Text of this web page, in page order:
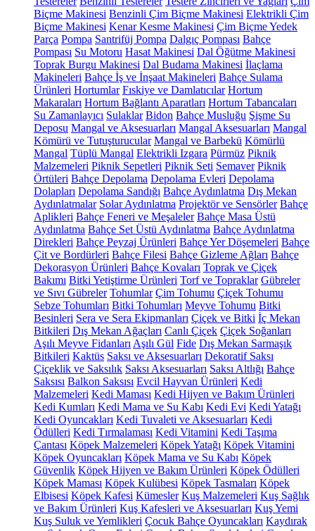
Biçme Makinesi Benzinli Çim Biçme Makinesi Elektrikli Çim
Biçme Makinesi Kenar Kesme Makinesi Çim Biçme Yedek
Parça Pompa Santrifüj Pompa Dalgıç Pompası Bahçe
Pompası Su Motoru Hasat Makinesi Dal Öğütme Makinesi
Toprak Burgu Makinesi Dal Budama Makinesi İlaçlama
Makineleri Bahçe İş ve İnşaat Makineleri Bahçe Sulama
Ürünleri Hortumlar Fıskiye ve Damlatıcılar Hortum
Makaraları Hortum Bağlantı Aparatları Hortum Tabancaları
Su Zamanlayıcı Sulaklar Bidon Bahçe Musluğu Şişme Su
Deposu Mangal ve Aksesuarları Mangal Aksesuarları Mangal
Kömürü ve Tutuşturucular Mangal ve Barbekü Kömürlü
Mangal Tüplü Mangal Elektrikli Izgara Pürmüz Piknik
Malzemeleri Piknik Sepetleri Piknik Seti Semaver Piknik
Örtüleri Bahçe Depolama Depolama Evleri Depolama
Dolapları Depolama Sandığı Bahçe Aydınlatma Dış Mekan
Aydınlatmalar Solar Aydınlatma Projektör ve Sensörler Bahçe
Aplikleri Bahçe Feneri ve Meşaleler Bahçe Masa Üstü
Aydınlatma Bahçe Set Üstü Aydınlatma Bahçe Aydınlatma
Direkleri Bahçe Peyzaj Ürünleri Bahçe Yer Döşemeleri Bahçe
Çit ve Bordürleri Bahçe Filesi Bahçe Gizleme Ağları Bahçe
Dekorasyon Ürünleri Bahçe Kovaları Toprak ve Çiçek
Bakımı Bitki Yetiştirme Ürünleri Torf ve Topraklar Gübreler
ve Sıvı Gübreler Tohumlar Çim Tohumu Çiçek Tohumu
Sebze Tohumları Bitki Tohumları Meyve Tohumu Bitki
Besinleri Sera ve Sera Ekipmanları Çiçek ve Bitki İç Mekan
Bitkileri Dış Mekan Ağaçları Canlı Çiçek Çiçek Soğanları
Aşılı Meyve Fidanları Aşılı Gül Fide Dış Mekan Sarmaşık
Bitkileri Kaktüs Saksı ve Aksesuarları Dekoratif Saksı
Çiçeklik ve Saksılık Saksı Aksesuarları Saksı Altlığı Bahçe
Saksısı Balkon Saksısı Evcil Hayvan Ürünleri Kedi
Malzemeleri Kedi Maması Kedi Hijyen ve Bakım Ürünleri
Kedi Kumları Kedi Mama ve Su Kabı Kedi Evi Kedi Yatağı
Kedi Oyuncakları Kedi Tuvaleti ve Aksesuarları Kedi
Ödülleri Kedi Tırmalaması Kedi Vitamini Kedi Taşıma
Çantası Köpek Malzemeleri Köpek Yatağı Köpek Vitamini
Köpek Oyuncakları Köpek Mama ve Su Kabı Köpek
Güvenlik Köpek Hijyen ve Bakım Ürünleri Köpek Ödülleri
Köpek Maması Köpek Kulübesi Köpek Tasmaları Köpek
Elbisesi Köpek Kafesi Kümesler Kuş Malzemeleri Kuş Sağlık
ve Bakım Ürünleri Kuş Kafesleri ve Aksesuarları Kuş Yemi
Kuş Suluk ve Yemlikleri Çocuk Bahçe Oyuncakları Kaydırak